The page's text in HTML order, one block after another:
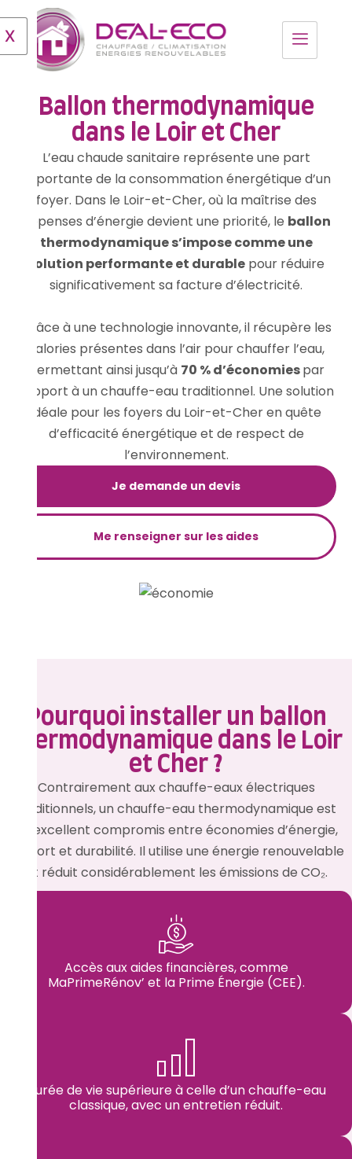
X
Ballon thermodynamique
dans le Loir et Cher
L’eau chaude sanitaire représente une part
importante de la consommation énergétique d’un
foyer. Dans le Loir-et-Cher, où la maîtrise des
dépenses d’énergie devient une priorité, le ballon
thermodynamique s’impose comme une
solution performante et durable pour réduire
significativement sa facture d’électricité.
Grâce à une technologie innovante, il récupère les
calories présentes dans l’air pour chauffer l’eau,
permettant ainsi jusqu’à 70 % d’économiespar
rapport à un chauffe-eau traditionnel. Une solution
idéale pour les foyers du Loir-et-Cher en quête
d’efficacité énergétique et de respect de
l’environnement.
Je demande un devis
Me renseigner sur les aides
Pourquoi installer un ballon
thermodynamique dans le Loir
et Cher ?
Contrairement aux chauffe-eaux électriques
traditionnels, un chauffe-eau thermodynamique est
un excellent compromis entre économies d’énergie,
confort et durabilité. Il utilise une énergie renouvelable
et réduit considérablement les émissions de CO₂.
Accès aux aides financières, comme
MaPrimeRénov’ et la Prime Énergie (CEE).
Durée de vie supérieure à celle d’un chauffe-eau
classique, avec un entretien réduit.